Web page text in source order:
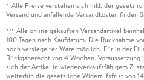
* Alle Preise verstehen sich inkl. der
Versand und anfallende Versandkosten finden
*** Alle online gekauften Versandartikel
100 Tagen nach Kaufdatum. Die Rücknahme
noch versiegelter Ware möglich. Für in der
Rückgaberecht von 4 Wochen. Voraussetzung
sich der Artikel in wiederverkaufsfähigem
weiterhin die gesetzliche Widerrufsfrist von